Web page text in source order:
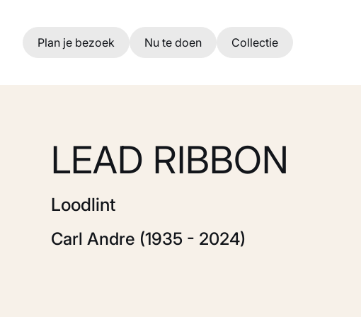
Ga naar hoofdinhoud
Plan je bezoek Nu te doen Collectie
LEAD RIBBON
Loodlint
Carl Andre (1935 - 2024)